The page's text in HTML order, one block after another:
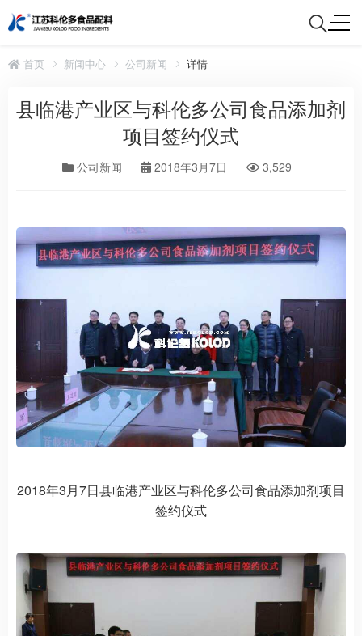
首页 新闻中心 公司新闻 详情
县临港产业区与科伦多公司食品添加剂
项目签约仪式
公司新闻 2018年3月7日 3,529
2018年3月7日县临港产业区与科伦多公司食品添加剂项目
签约仪式